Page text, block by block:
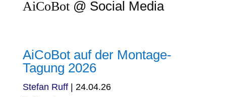
AiCoBot@ Social Media
AiCoBot auf der Montage-
Tagung 2026
Stefan Ruff
24.04.26